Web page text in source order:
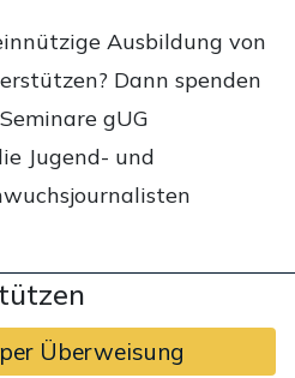
Ausbildung von
Dann spenden
gUG
Jugend- und
Überweisung